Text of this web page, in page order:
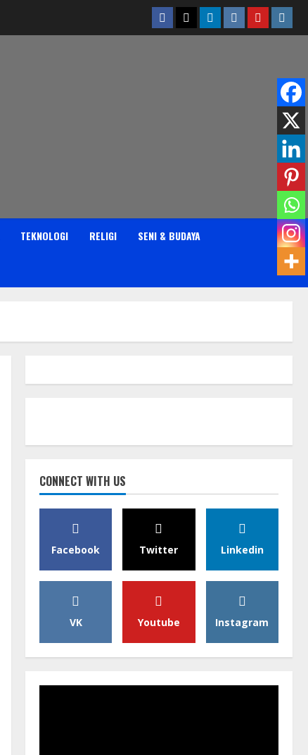
Facebook
TwitterLinkedin
VK Youtube
TEKNOLOGI RELIGI SENI & BUDAYA
CONNECT WITH US
Facebook Twitter Linkedin
VK Youtube Instagram